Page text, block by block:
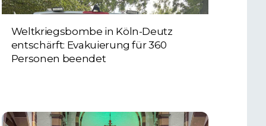
Weltkriegsbombe in Köln-Deutz
entschärft: Evakuierung für 360
Personen beendet